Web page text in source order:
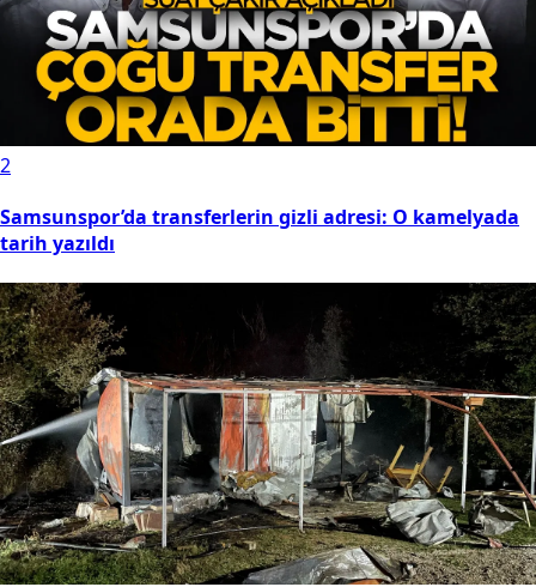
2
Samsunspor’da transferlerin gizli adresi: O kamelyada
tarih yazıldı